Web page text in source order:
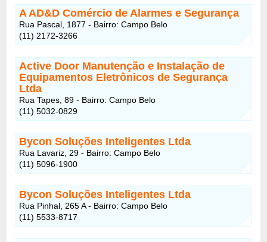
A AD&D Comércio de Alarmes e Segurança
Rua Pascal, 1877 - Bairro: Campo Belo
(11) 2172-3266
Active Door Manutenção e Instalação de
Equipamentos Eletrônicos de Segurança
Ltda
Rua Tapes, 89 - Bairro: Campo Belo
(11) 5032-0829
Bycon Soluções Inteligentes Ltda
Rua Lavariz, 29 - Bairro: Campo Belo
(11) 5096-1900
Bycon Soluções Inteligentes Ltda
Rua Pinhal, 265 A - Bairro: Campo Belo
(11) 5533-8717